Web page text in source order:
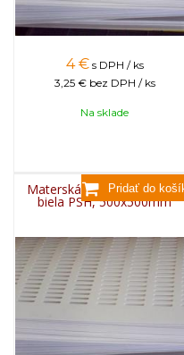
4 € s DPH / ks
3,25 € bez DPH / ks
Na sklade
Materská mriežka plastová
biela PSH, 500x500mm